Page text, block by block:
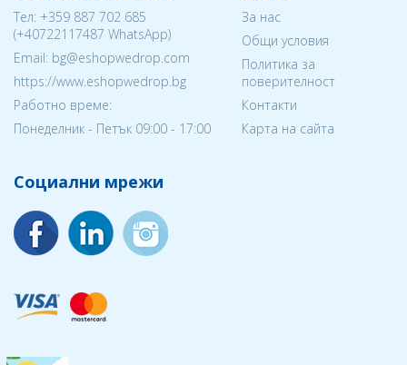
Тел: +359 887 702 685
(+40722117487 WhatsApp)
Email: bg@eshopwedrop.com
https://www.eshopwedrop.bg
Работно време:
Понеделник - Петък 09:00 - 17:00
За нас
Общи условия
Политика за
поверителност
Контакти
Карта на сайта
Социални мрежи